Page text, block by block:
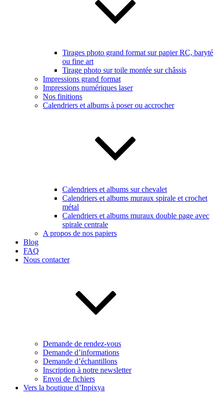
Tirages photo grand format sur papier RC, baryté
ou fine art
Tirage photo sur toile montée sur châssis
Impressions grand format
Impressions numériques laser
Nos finitions
Calendriers et albums à poser ou accrocher
Calendriers et albums sur chevalet
Calendriers et albums muraux spirale et crochet
métal
Calendriers et albums muraux double page avec
spirale centrale
A propos de nos papiers
Blog
FAQ
Nous contacter
Demande de rendez-vous
Demande d’informations
Demande d’échantillons
Inscription à notre newsletter
Envoi de fichiers
Vers la boutique d’Inpixya